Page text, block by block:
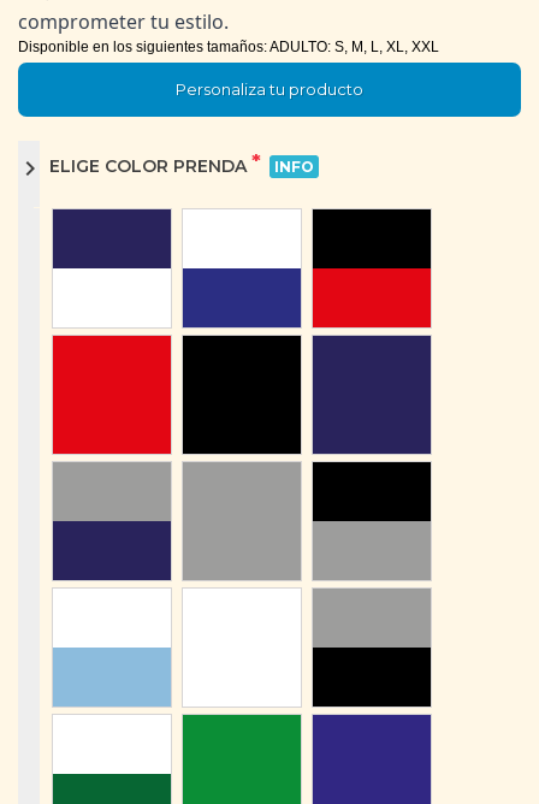
comprometer tu estilo.
Disponible en los siguientes tamaños: ADULTO: S, M, L, XL, XXL
Personaliza tu producto
chevron_right ELIGE COLOR PRENDA* INFO